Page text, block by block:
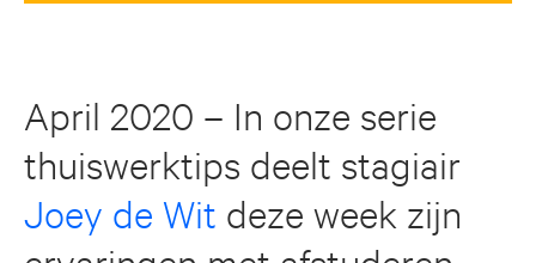
April 2020 – In onze serie
thuiswerktips deelt stagiair
Joey de Wit deze week zijn